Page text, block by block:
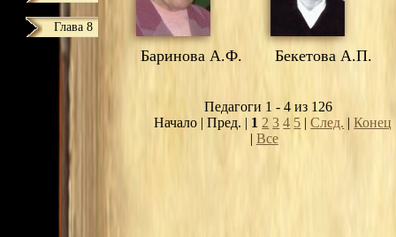
Глава 8
Баринова А.Ф. Бекетова А.П.
Педагоги 1 - 4 из 126
Начало | Пред. | 1 2 3 4 5 |След. |Конец
| Все